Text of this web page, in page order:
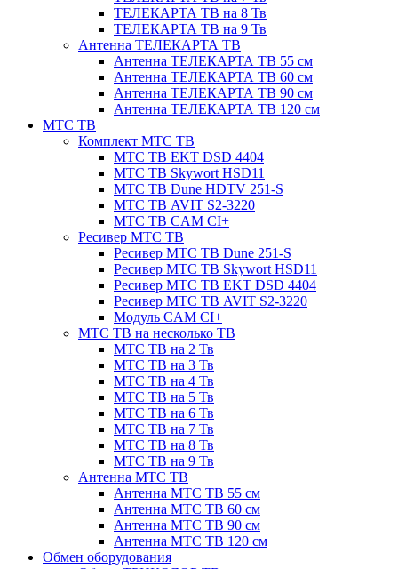
ТЕЛЕКАРТА ТВ на 8 Тв
ТЕЛЕКАРТА ТВ на 9 Тв
Антенна ТЕЛЕКАРТА ТВ
Антенна ТЕЛЕКАРТА ТВ 55 см
Антенна ТЕЛЕКАРТА ТВ 60 см
Антенна ТЕЛЕКАРТА ТВ 90 см
Антенна ТЕЛЕКАРТА ТВ 120 см
МТС ТВ
Комплект МТС ТВ
МТС ТВ EKT DSD 4404
МТС ТВ Skywort HSD11
МТС ТВ Dune HDTV 251-S
МТС ТВ AVIT S2-3220
МТС ТВ CAM CI+
Ресивер МТС ТВ
Ресивер МТС ТВ Dune 251-S
Ресивер МТС ТВ Skywort HSD11
Ресивер МТС ТВ EKT DSD 4404
Ресивер МТС ТВ AVIT S2-3220
Модуль CAM CI+
МТС ТВ на несколько ТВ
МТС ТВ на 2 Тв
МТС ТВ на 3 Тв
МТС ТВ на 4 Тв
МТС ТВ на 5 Тв
МТС ТВ на 6 Тв
МТС ТВ на 7 Тв
МТС ТВ на 8 Тв
МТС ТВ на 9 Тв
Антенна МТС ТВ
Антенна МТС ТВ 55 см
Антенна МТС ТВ 60 см
Антенна МТС ТВ 90 см
Антенна МТС ТВ 120 см
Обмен оборудования